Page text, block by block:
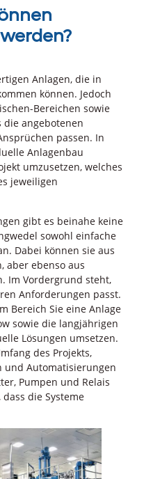
Anlagen, die in
können. Jedoch
Bereichen sowie
die angebotenen
passen. In
Anlagenbau
umzusetzen, welches
jeweiligen
gibt es beinahe keine
sowohl einfache
Dabei können sie aus
aber ebenso aus
Im Vordergrund steht,
Anforderungen passt.
Bereich Sie eine Anlage
sowie die langjährigen
Lösungen umsetzen.
des Projekts,
und Automatisierungen
Pumpen und Relais
die Systeme